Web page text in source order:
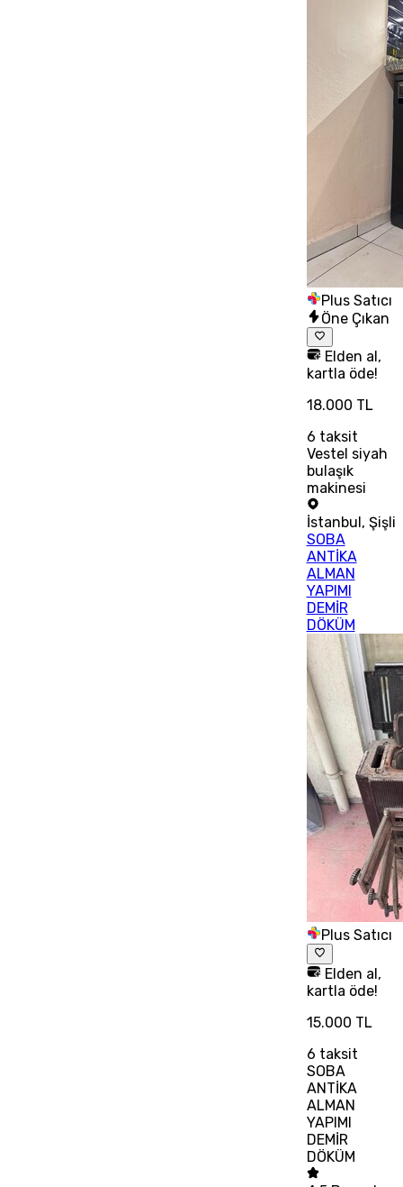
Plus Satıcı
Öne Çıkan
Elden al,
kartla öde!
18.000 TL
6 taksit
Vestel siyah
bulaşık
makinesi
İstanbul , Şişli
SOBA
ANTİKA
ALMAN
YAPIMI
DEMİR
DÖKÜM
Plus Satıcı
Elden al,
kartla öde!
15.000 TL
6 taksit
SOBA
ANTİKA
ALMAN
YAPIMI
DEMİR
DÖKÜM